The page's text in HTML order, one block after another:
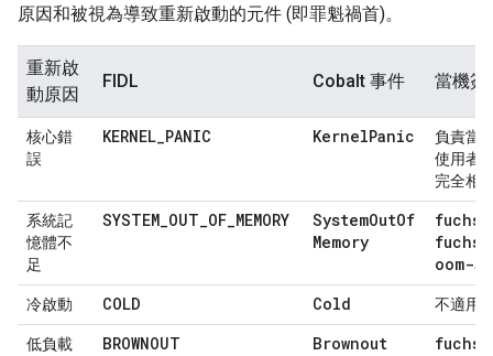
原因和被視為導致重新啟動的元件 (即罪魁禍首)。
重新啟
動原因
FIDL Cobalt 事件 當機簽
核心錯
誤
KERNEL_PANIC KernelPanic
負責當
使用者
完全相
系統記
憶體不
足
SYSTEM_OUT_OF_MEMORY SystemOutOf
Memory
oom-
冷啟動 COLD Cold 不適用*
低負載
BROWNOUT Brownout